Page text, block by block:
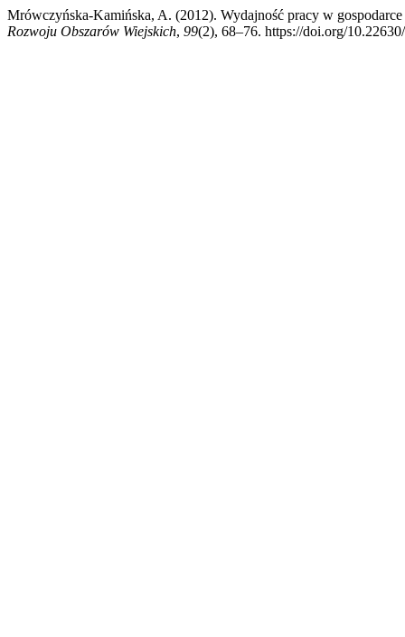
Mrówczyńska-Kamińska, A. (2012). Wydajność pracy w
Rozwoju Obszarów Wiejskich, 99(2), 68–76. https://doi.org/